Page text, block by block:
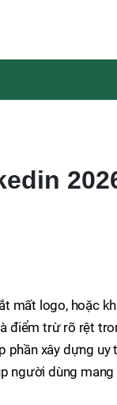
mất logo, hoặc
điểm trừ rõ rệt
xây dựng uy
người dùng